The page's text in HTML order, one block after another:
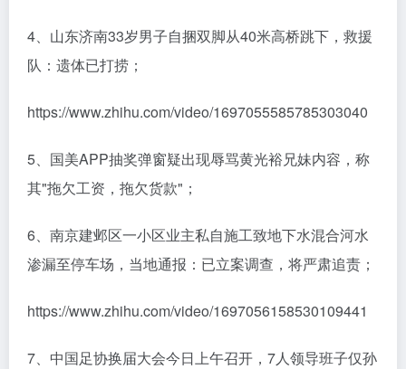
4、山东济南33岁男子自捆双脚从40米高桥跳下，救援
队：遗体已打捞；
https://www.zhihu.com/video/1697055585785303040
5、国美APP抽奖弹窗疑出现辱骂黄光裕兄妹内容，称
其"拖欠工资，拖欠货款"；
6、南京建邺区一小区业主私自施工致地下水混合河水
渗漏至停车场，当地通报：已立案调查，将严肃追责；
https://www.zhihu.com/video/1697056158530109441
7、中国足协换届大会今日上午召开，7人领导班子仅孙